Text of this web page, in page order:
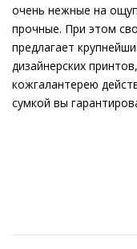
очень нежные на
прочные. При этом
предлагает
дизайнерских
кожгалантерею
сумкой вы